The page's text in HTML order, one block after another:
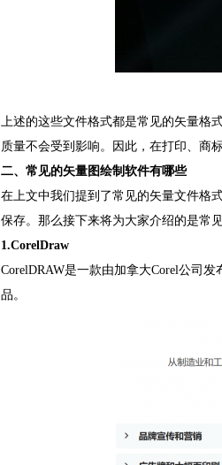
上述的这些文件格式都是常见的矢量格
质量不会受到影响。因此，在打印、商
二、常见的矢量图绘制软件有哪些
在上文中我们提到了常见的矢量文件格
保存。那么接下来将为大家介绍的是常
1.CorelDraw
CorelDRAW是一款由加拿大Corel公司
品。